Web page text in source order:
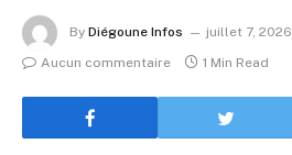
By Diégoune Infos
juillet 7, 2026
Aucun commentaire
1 Min Read